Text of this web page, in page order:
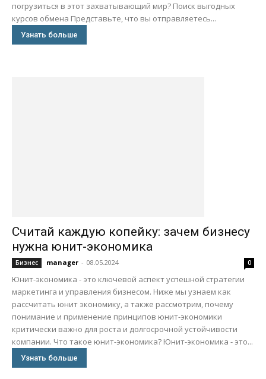
погрузиться в этот захватывающий мир? Поиск выгодных
курсов обмена Представьте, что вы отправляетесь...
Узнать больше
Считай каждую копейку: зачем бизнесу
нужна юнит-экономика
Бизнес manager - 08.05.2024 0
Юнит-экономика - это ключевой аспект успешной стратегии
маркетинга и управления бизнесом. Ниже мы узнаем как
рассчитать юнит экономику, а также рассмотрим, почему
понимание и применение принципов юнит-экономики
критически важно для роста и долгосрочной устойчивости
компании. Что такое юнит-экономика? Юнит-экономика - это...
Узнать больше